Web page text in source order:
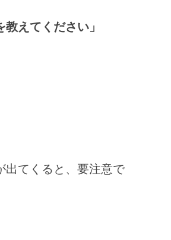
えてください」
出てくると、要注意で